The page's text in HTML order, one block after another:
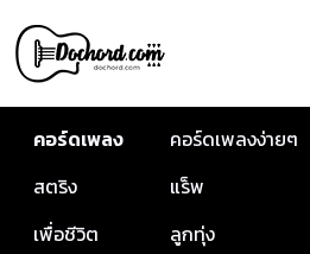
คอร์ดเพลง คอร์ดเพลงง่ายๆ
สตริง
แร็พ
เพื่อชีวิต
ลูกทุ่ง